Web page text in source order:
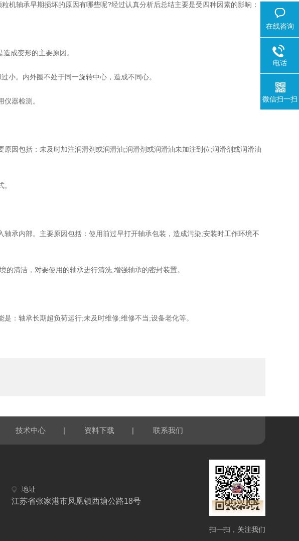
机轴承早期损坏的原因有哪些呢?经过认真分析后总结主要是受四种因素的影响：
成变形的主要原因。
。内外圈不处于同一旋转中心，造成不同心。
器检测。
包括：未及时加注润滑剂或润滑油;润滑剂或润滑油未加注到位;润滑剂或润滑油
内部。主要原因包括：使用前过早打开轴承包装，造成污染;安装时工作环境不
清洁，对要使用的轴承进行清洗;增强轴承的密封装置。
轴承长期超负荷运行;未及时维修;维修不当;设备老化等。
技术中心 | 资料下载 | 联系我们
地址
江苏省张家港市凤凰镇西塘公路18号
扫一扫，关注我们
在线咨询
电话
微信扫一扫